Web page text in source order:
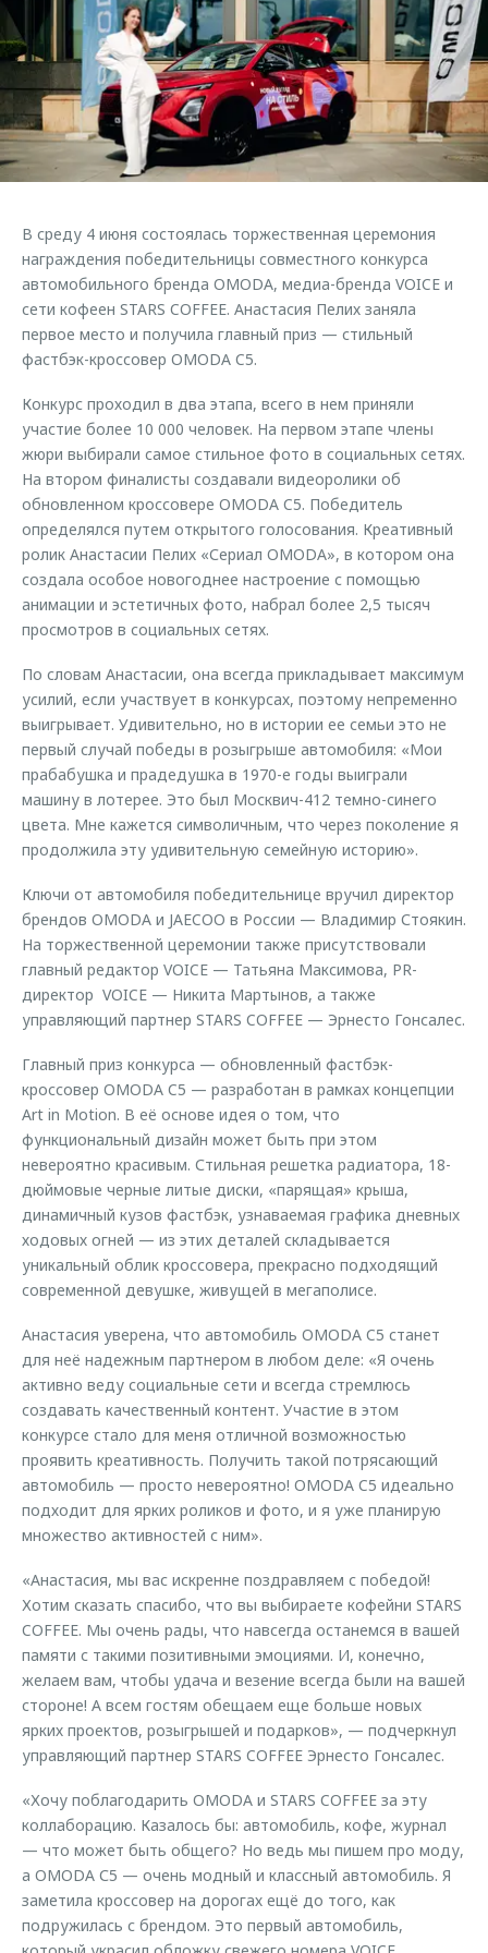
Страхование
Кредитный калькулятор
Аксессуары
Одежда и сувениры
Оригинальные аксессуары
Трейд-ин
Калькулятор трейд-ин
Клиентская поддержка
O&J Автоклуб
Клуб владельцев OMODA
Приложение O&J
Аксессуары
Оригинальные аксессуары
Запчасти
Обратная связь
В среду 4 июня состоялась торжественная церемония
награждения победительницы совместного конкурса
автомобильного бренда OMODA, медиа-бренда VOICE и
сети кофеен STARS COFFEE. Анастасия Пелих заняла
первое место и получила главный приз — стильный
фастбэк-кроссовер OMODA C5.
Конкурс проходил в два этапа, всего в нем приняли
участие более 10 000 человек. На первом этапе члены
жюри выбирали самое стильное фото в социальных сетях.
На втором финалисты создавали видеоролики об
обновленном кроссовере OMODA C5. Победитель
определялся путем открытого голосования. Креативный
ролик Анастасии Пелих «Сериал OMODA», в котором она
создала особое новогоднее настроение с помощью
анимации и эстетичных фото, набрал более 2,5 тысяч
просмотров в социальных сетях.
По словам Анастасии, она всегда прикладывает максимум
усилий, если участвует в конкурсах, поэтому непременно
выигрывает. Удивительно, но в истории ее семьи это не
первый случай победы в розыгрыше автомобиля: «Мои
прабабушка и прадедушка в 1970-е годы выиграли
машину в лотерее. Это был Москвич-412 темно-синего
цвета. Мне кажется символичным, что через поколение я
продолжила эту удивительную семейную историю».
Ключи от автомобиля победительнице вручил директор
брендов OMODA и JAECOO в России — Владимир Стоякин.
На торжественной церемонии также присутствовали
главный редактор VOICE — Татьяна Максимова, PR-
директор VOICE — Никита Мартынов, а также
управляющий партнер STARS COFFEE — Эрнесто Гонсалес.
Главный приз конкурса — обновленный фастбэк-
кроссовер OMODA C5 — разработан в рамках концепции
Art in Motion. В её основе идея о том, что
функциональный дизайн может быть при этом
невероятно красивым. Стильная решетка радиатора, 18-
дюймовые черные литые диски, «парящая» крыша,
динамичный кузов фастбэк, узнаваемая графика дневных
ходовых огней — из этих деталей складывается
уникальный облик кроссовера, прекрасно подходящий
современной девушке, живущей в мегаполисе.
Анастасия уверена, что автомобиль OMODA C5 станет
для неё надежным партнером в любом деле: «Я очень
активно веду социальные сети и всегда стремлюсь
создавать качественный контент. Участие в этом
конкурсе стало для меня отличной возможностью
проявить креативность. Получить такой потрясающий
автомобиль — просто невероятно! OMODA C5 идеально
подходит для ярких роликов и фото, и я уже планирую
множество активностей с ним».
«Анастасия, мы вас искренне поздравляем с победой!
Хотим сказать спасибо, что вы выбираете кофейни STARS
COFFEE. Мы очень рады, что навсегда останемся в вашей
памяти с такими позитивными эмоциями. И, конечно,
желаем вам, чтобы удача и везение всегда были на вашей
стороне! А всем гостям обещаем еще больше новых
ярких проектов, розыгрышей и подарков», — подчеркнул
управляющий партнер STARS COFFEE Эрнесто Гонсалес.
«Хочу поблагодарить OMODA и STARS COFFEE за эту
коллаборацию. Казалось бы: автомобиль, кофе, журнал
— что может быть общего? Но ведь мы пишем про моду,
а OMODA С5 — очень модный и классный автомобиль. Я
заметила кроссовер на дорогах ещё до того, как
подружилась с брендом. Это первый автомобиль,